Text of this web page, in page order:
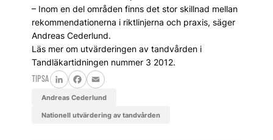
– Inom en del områden finns det stor skillnad mellan
rekommendationerna i riktlinjerna och praxis, säger
Andreas Cederlund.
Läs mer om utvärderingen av tandvården i
Tandläkartidningen nummer 3 2012.
TIPSA
LinkedInFacebook
Email
Andreas Cederlund
nationell utvärdering av tandvården